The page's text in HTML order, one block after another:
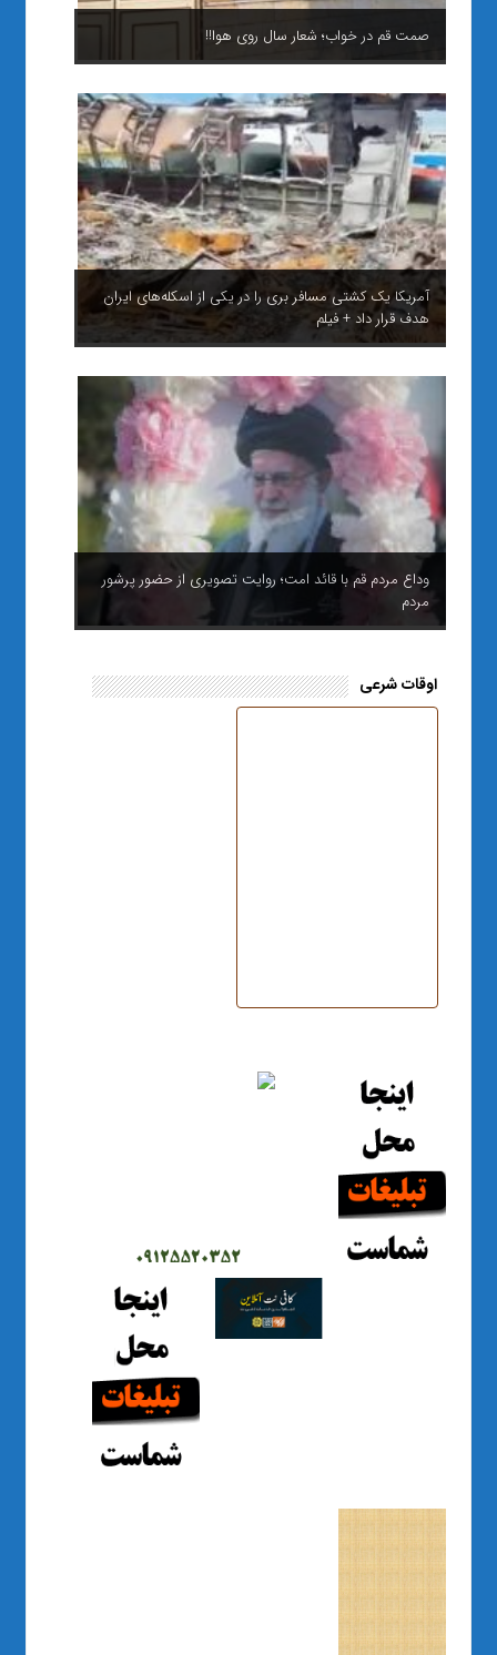
صمت قم در خواب؛ شعار سال روی هوا!!
آمریکا یک کشتی مسافر بری را در یکی از اسکله‌های ایران
هدف قرار داد + فیلم
وداع مردم قم با قائد امت؛ روایت تصویری از حضور پرشور
مردم
اوقات شرعی